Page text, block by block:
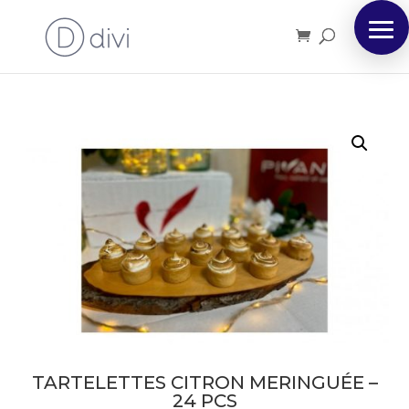
TARTELETTES CITRON MERINGUÉE –
24 PCS